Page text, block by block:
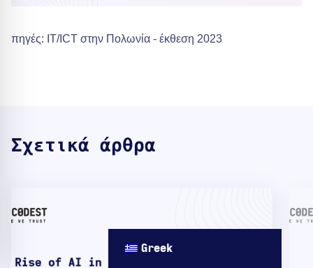
πηγές: IT/ICT στην Πολωνία - έκθεση 2023
Σχετικά άρθρα
Greek